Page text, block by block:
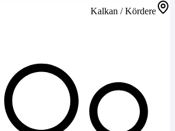
Kalkan / Kördere